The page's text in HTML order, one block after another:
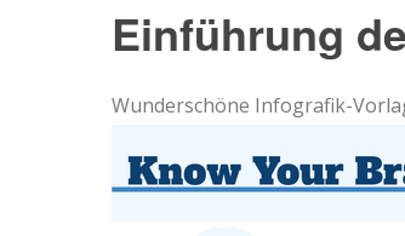
Einführung
Wunderschöne Infografik-